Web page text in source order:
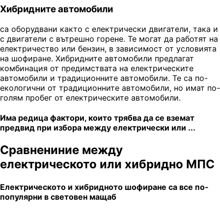
Хибридните автомобили
са оборудвани както с електрически двигатели, така и
с двигатели с вътрешно горене. Те могат да работят на
електричество или бензин, в зависимост от условията
на шофиране. Хибридните автомобили предлагат
комбинация от предимствата на електрическите
автомобили и традиционните автомобили. Те са по-
екологични от традиционните автомобили, но имат по-
голям пробег от електрическите автомобили.
Има редица фактори, които трябва да се вземат
предвид при избора между електрически или ...
Сравнениние между
електрическото или хибридно МПС
Електрическото и хибридното шофиране са все по-
популярни в световен мащаб